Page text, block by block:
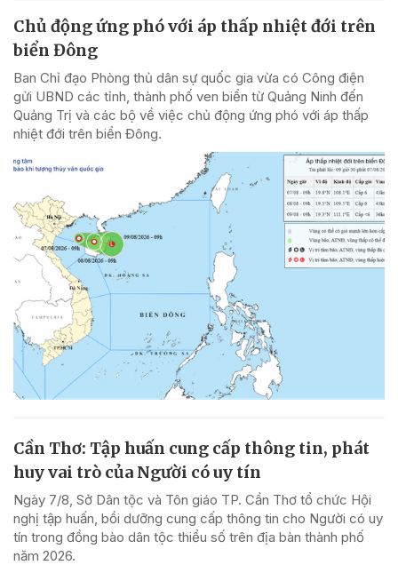
Chủ động ứng phó với áp thấp nhiệt đới trên
biển Đông
Ban Chỉ đạo Phòng thủ dân sự quốc gia vừa có Công điện
gửi UBND các tỉnh, thành phố ven biển từ Quảng Ninh đến
Quảng Trị và các bộ về việc chủ động ứng phó với áp thấp
nhiệt đới trên biển Đông.
Cần Thơ: Tập huấn cung cấp thông tin, phát
huy vai trò của Người có uy tín
Ngày 7/8, Sở Dân tộc và Tôn giáo TP. Cần Thơ tổ chức Hội
nghị tập huấn, bồi dưỡng cung cấp thông tin cho Người có uy
tín trong đồng bào dân tộc thiểu số trên địa bàn thành phố
năm 2026.